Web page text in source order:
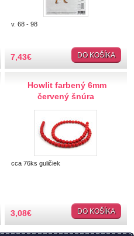
v. 68 - 98
7,43€ DO KOŠÍKA
Howlit farbený 6mm
červený šnúra
cca 76ks guličiek
3,08€ DO KOŠÍKA